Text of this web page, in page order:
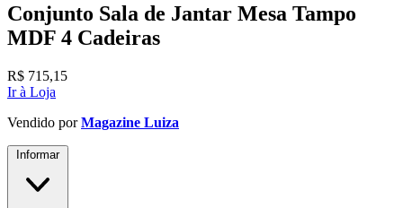
Conjunto Sala de Jantar Mesa Tampo
MDF 4 Cadeiras
R$ 715,15
Ir à Loja
Vendido porMagazine Luiza
Informar